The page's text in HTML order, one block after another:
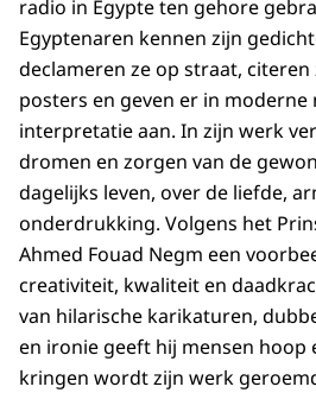
radio in Egypte ten gehore
Egyptenaren kennen zijn
declameren ze op straat,
posters en geven er in moderne
interpretatie aan. In zijn werk
dromen en zorgen van de
dagelijks leven, over de liefde,
onderdrukking. Volgens het
Ahmed Fouad Negm een
creativiteit, kwaliteit en
van hilarische karikaturen,
en ironie geeft hij mensen hoop
kringen wordt zijn werk